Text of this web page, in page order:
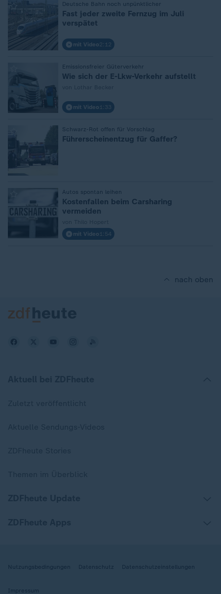
Deutsche Bahn noch unpünktlicher
:
Fast jeder zweite Fernzug im Juli
verspätet
mit Video2:12
Emissionsfreier Güterverkehr
Wie sich der E-Lkw-Verkehr aufstellt
mit Video 1:33
Schwarz-Rot offen für Vorschlag
Führerscheinentzug für Gaffer?
Autos spontan leihen
Kostenfallen beim Carsharing
vermeiden
mit Video 1:54
nach oben
Nutzungsbedingungen Datenschutz Datenschutzeinstellungen
Impressum